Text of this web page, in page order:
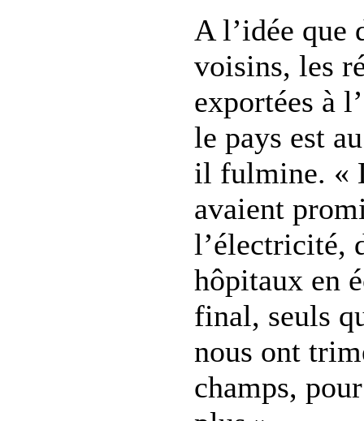
A l’idée que
voisins, les
exportées à
le pays est
il fulmine. «
avaient
l’électricité,
hôpitaux en
final, seuls
nous ont
champs,